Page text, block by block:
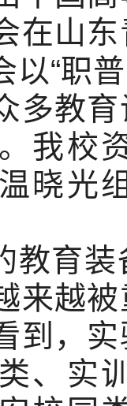
我校参
时间：
中国
在山
以
职
多教
我校
晓光